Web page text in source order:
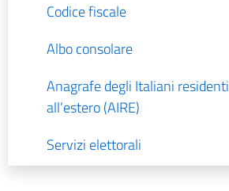
Codice fiscale
Albo consolare
Anagrafe degli Italiani residenti
all’estero (AIRE)
Servizi elettorali